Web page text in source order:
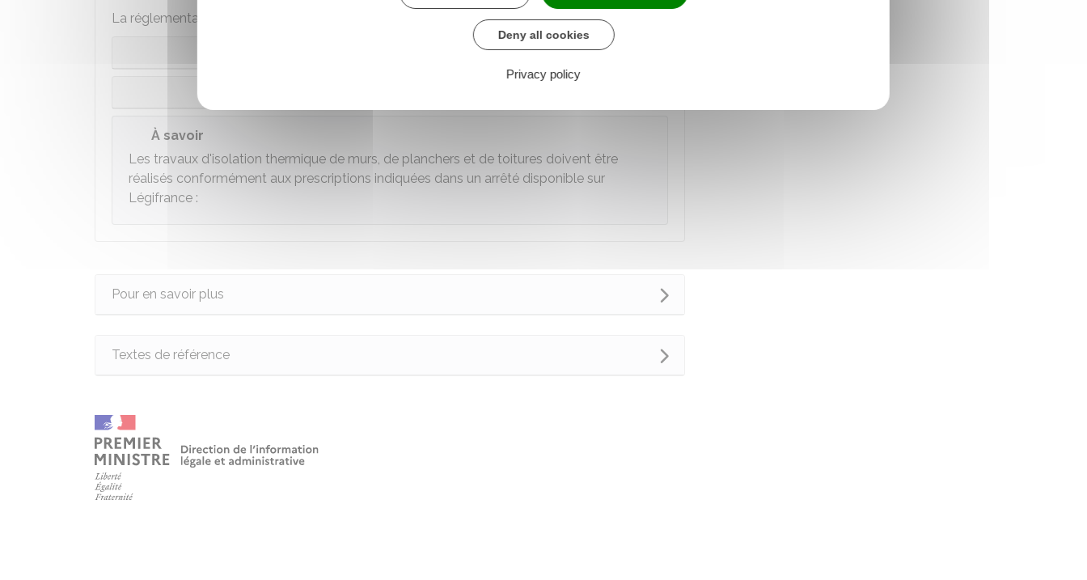
La réglementation dépend du type de travaux auxquels est soumis le bâtiment :
À savoir
Les travaux d'isolation thermique de murs, de planchers et de toitures doivent être
réalisés conformément aux prescriptions indiquées dans un arrêté disponible sur
Légifrance :
Pour en savoir plus
Textes de référence
Deny all cookies
Privacy policy